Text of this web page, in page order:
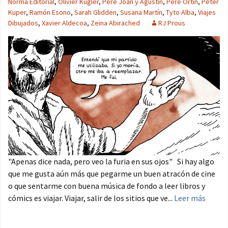
Kuper, Ramón Esono, Sarah Glidden, Susana Martín, Tyto Alba, Viajes
Dibujados, Xavier Aldecoa, Zeina Abirached RJ Prous
"Apenas dice nada, pero veo la furia en sus ojos" Si hay algo
que me gusta aún más que pegarme un buen atracón de cine
o que sentarme con buena música de fondo a leer libros y
cómics es viajar. Viajar, salir de los sitios que ve... Leer más